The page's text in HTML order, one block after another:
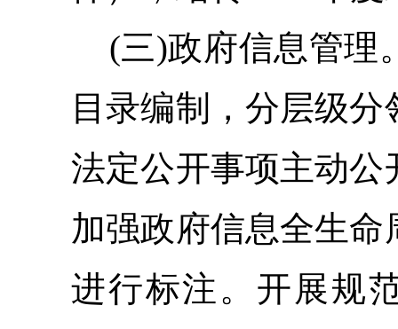
(三)政府信息管理
目录编制，分层级
法定公开事项主动
加强政府信息全生
进行标注。 开展规